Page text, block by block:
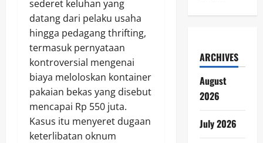
sederet keluhan yang
datang dari pelaku usaha
hingga pedagang thrifting,
termasuk pernyataan
kontroversial mengenai
biaya meloloskan kontainer
pakaian bekas yang disebut
mencapai Rp 550 juta.
Kasus itu menyeret dugaan
keterlibatan oknum
ARCHIVES
August
2026
July 2026